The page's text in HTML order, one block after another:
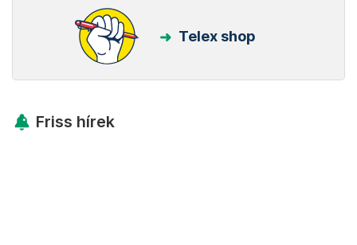
Telex shop
Friss hírek